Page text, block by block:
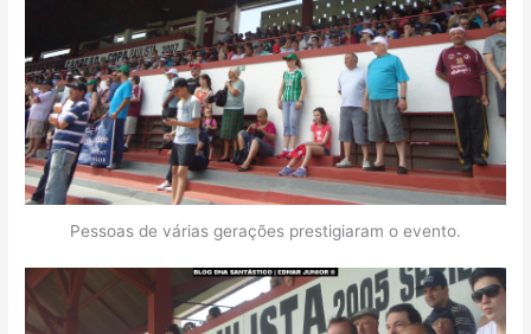
Pessoas de várias gerações prestigiaram o evento.